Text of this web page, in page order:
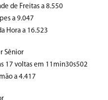
de Freitas a 8.550
a 9.047
Hora a 16.523
Sênior
17 voltas em 11min30s502
a 4.417